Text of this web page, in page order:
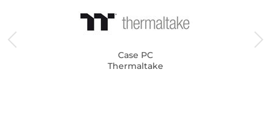
Case PC
Thermaltake